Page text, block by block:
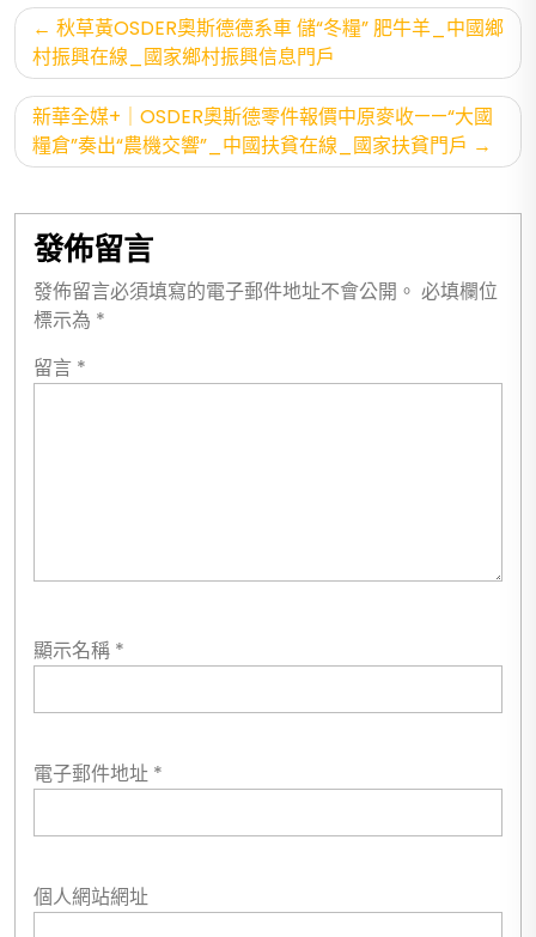
文
章
導
覽
秋草黃OSDER奧斯德德系車 儲“冬糧” 肥牛羊_中國鄉
村振興在線_國家鄉村振興信息門戶
新華全媒+｜OSDER奧斯德零件報價中原麥收——“大國
糧倉”奏出“農機交響”_中國扶貧在線_國家扶貧門戶
發佈留言
發佈留言必須填寫的電子郵件地址不會公開。 必填欄位
標示為 *
留言 *
顯示名稱 *
電子郵件地址 *
個人網站網址